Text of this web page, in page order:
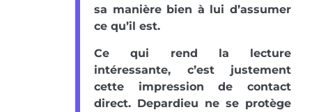
sa manière bien à lui d’assumer
ce qu’il est.
Ce qui rend la lecture
intéressante, c’est justement
cette impression de contact
direct. Depardieu ne se protège